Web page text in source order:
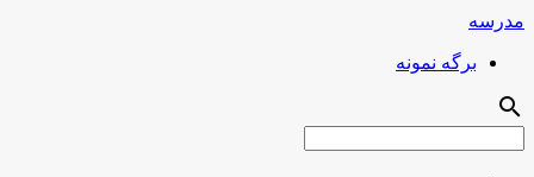
مدرسه
برگه نمونه
search